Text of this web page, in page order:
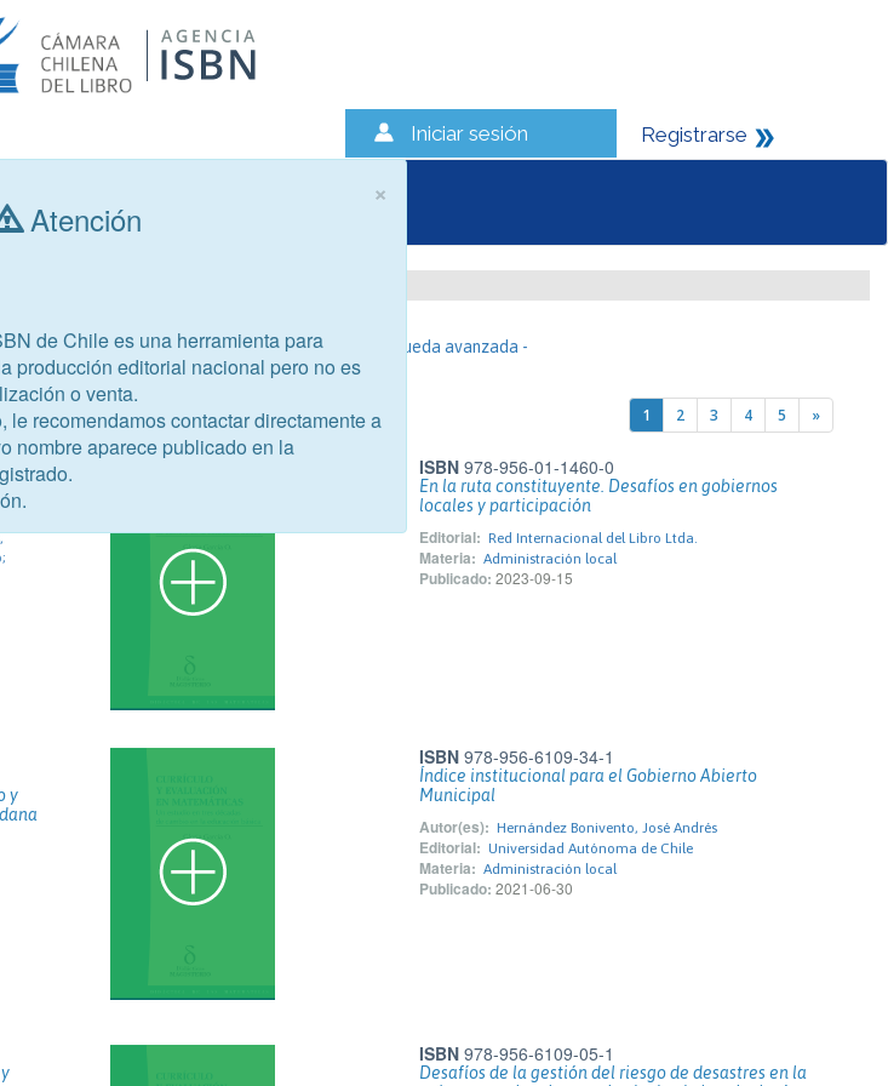
Iniciar sesión Registrarse
libros
- Búsqueda avanzada -
1 2 3 4 5 »
en
ISBN 978-956-01-1460-0
En la ruta constituyente. Desafíos en gobiernos
locales y participación
Editorial: Red Internacional del Libro Ltda.
Materia: Administración local
Publicado: 2023-09-15
y
ISBN 978-956-6109-34-1
Índice institucional para el Gobierno Abierto
Municipal
Autor(es): Hernández Bonivento, José Andrés
Editorial: Universidad Autónoma de Chile
Materia: Administración local
Publicado: 2021-06-30
ISBN 978-956-6109-05-1
Desafíos de la gestión del riesgo de desastres en la
×
Atención
de Chile es una herramienta para
producción editorial nacional pero no es
o venta.
le recomendamos contactar directamente a
nombre aparece publicado en la